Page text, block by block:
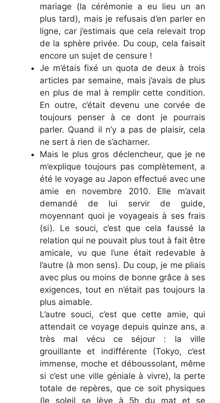
mariage (la cérémonie a eu lieu un an
plus tard), mais je refusais d’en parler en
ligne, car j’estimais que cela relevait trop
de la sphère privée. Du coup, cela faisait
encore un sujet de censure !
Je m’étais fixé un quota de deux à trois
articles par semaine, mais j’avais de plus
en plus de mal à remplir cette condition.
En outre, c’était devenu une corvée de
toujours penser à ce dont je pourrais
parler. Quand il n’y a pas de plaisir, cela
ne sert à rien de s’acharner.
Mais le plus gros déclencheur, que je ne
m’explique toujours pas complètement, a
été le voyage au Japon effectué avec une
amie en novembre 2010. Elle m’avait
demandé de lui servir de guide,
moyennant quoi je voyageais à ses frais
(si). Le souci, c’est que cela faussé la
relation qui ne pouvait plus tout à fait être
amicale, vu que l’une était redevable à
l’autre (à mon sens). Du coup, je me pliais
avec plus ou moins de bonne grâce à ses
exigences, tout en n’était pas toujours la
plus aimable.
L’autre souci, c’est que cette amie, qui
attendait ce voyage depuis quinze ans, a
très mal vécu ce séjour : la ville
grouillante et indifférente (Tokyo, c’est
immense, moche et déboussolant, même
si c’est une ville géniale à vivre), la perte
totale de repères, que ce soit physiques
(le soleil se lève à 5h du mat et se